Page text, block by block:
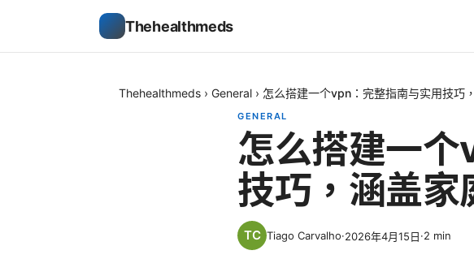
Thehealthmeds
Thehealthmeds › General › 怎么搭建一个vpn：完整指南与实用技巧
GENERAL
怎么搭建一
技巧，涵盖家
Tiago Carvalho·2026年4月15日·2 min